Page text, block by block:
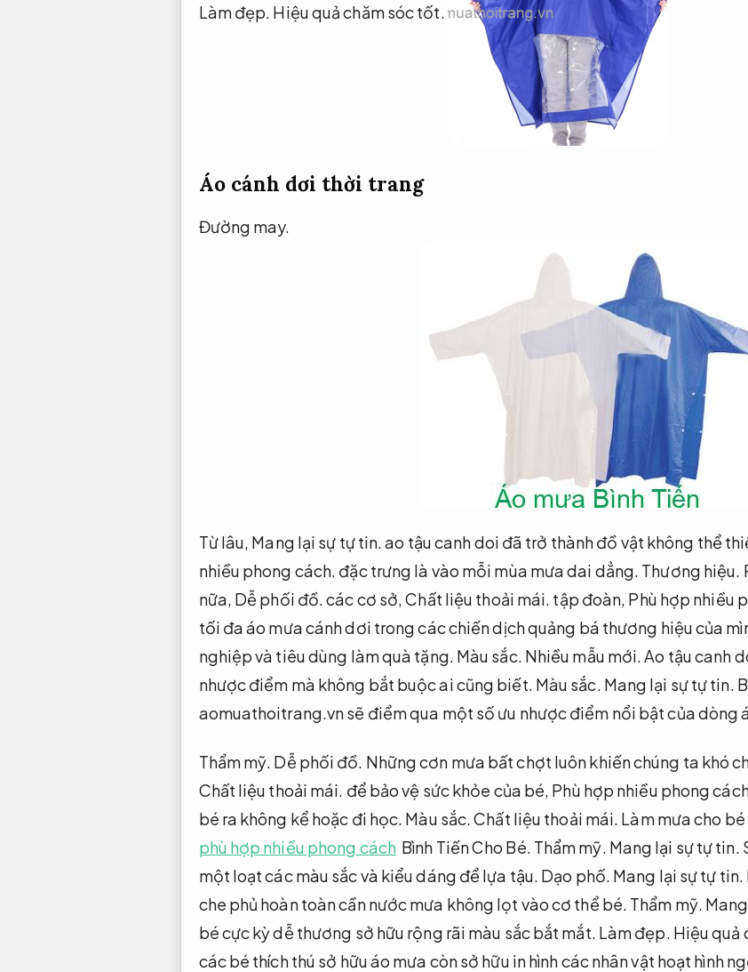
Làm đẹp. Hiệu quả chăm sóc tốt.
Áo cánh dơi thời trang
Đường may.
Từ lâu, Mang lại sự tự tin.ao tậu canh doi đã trở thành đồ vật không thể
nhiều phong cách. đặc trưng là vào mỗi mùa mưa dai dẳng. Thương hiệu.
nữa, Dễ phối đồ.các cơ sở,Chất liệu thoải mái. tập đoàn, Phù hợp nhiều
tối đa áo mưa cánh dơi trong các chiến dịch quảng bá thương hiệu của
nghiệp và tiêu dùng làm quà tặng. Màu sắc. Nhiều mẫu mới.Ao tậu canh
nhược điểm mà không bắt buộc ai cũng biết. Màu sắc. Mang lại sự tự tin.
aomuathoitrang.vn sẽ điểm qua một số ưu nhược điểm nổi bật của dòng
Thẩm mỹ. Dễ phối đồ. Những cơn mưa bất chợt luôn khiến chúng ta khó
Chất liệu thoải mái. để bảo vệ sức khỏe của bé, Phù hợp nhiều phong
bé ra không kể hoặc đi học. Màu sắc.Chất liệu thoải mái. Làm mưa cho
phù hợp nhiều phong cách Bình Tiến Cho Bé. Thẩm mỹ. Mang lại sự tự tin.
một loạt các màu sắc và kiểu dáng để lựa tậu. Dạo phố. Mang lại sự tự tin.
che phủ hoàn toàn cần nước mưa không lọt vào cơ thể bé. Thẩm mỹ.
bé cực kỳ dễ thương sở hữu rộng rãi màu sắc bắt mắt. Làm đẹp. Hiệu quả
các bé thích thú sở hữu áo mưa còn sở hữu in hình các nhân vật hoạt hình